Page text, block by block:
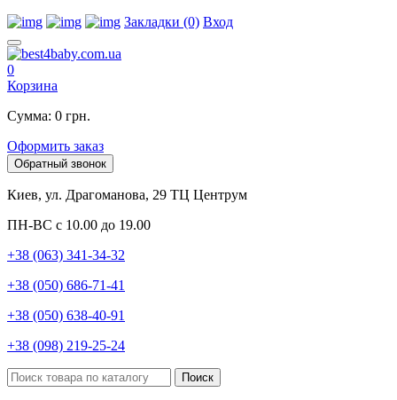
Закладки (0) Вход
0
Корзина
Сумма: 0 грн.
Оформить заказ
Обратный звонок
Киев, ул. Драгоманова, 29 ТЦ Центрум
ПН-ВС с 10.00 до 19.00
+38 (063) 341-34-32
+38 (050) 686-71-41
+38 (050) 638-40-91
+38 (098) 219-25-24
Поиск